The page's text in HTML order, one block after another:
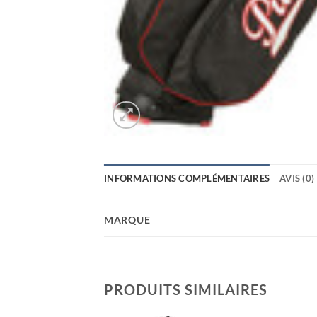
INFORMATIONS COMPLÉMENTAIRES AVIS (0)
MARQUE
PRODUITS SIMILAIRES